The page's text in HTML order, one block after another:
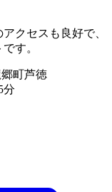
クセスも良好で、
す。
町芦徳
分